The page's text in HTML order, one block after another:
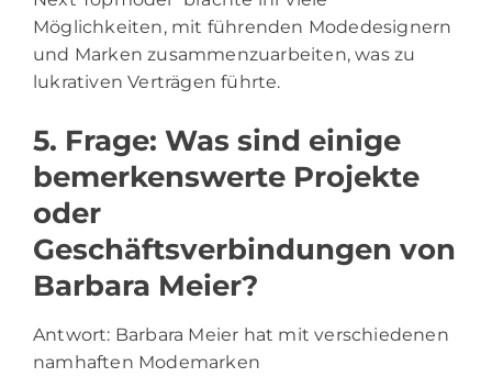
Möglichkeiten, mit führenden Modedesignern
und Marken zusammenzuarbeiten, was zu
lukrativen Verträgen führte.
5. Frage: Was sind einige
bemerkenswerte Projekte
oder
Geschäftsverbindungen von
Barbara Meier?
Antwort: Barbara Meier hat mit verschiedenen
namhaften Modemarken